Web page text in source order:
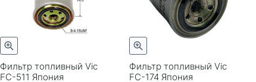
Фильтр топливный Vic
FC-511 Япония
Фильтр топливный Vic
FC-174 Япония